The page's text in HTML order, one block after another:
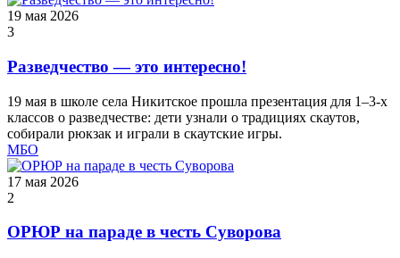
19 мая 2026
3
Разведчество — это интересно!
19 мая в школе села Никитское прошла презентация для 1–3‑х
классов о разведчестве: дети узнали о традициях скаутов,
собирали рюкзак и играли в скаутские игры.
МБО
17 мая 2026
2
ОРЮР на параде в честь Суворова